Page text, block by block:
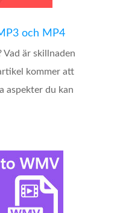
och MP4
är skillnaden
kommer att
aspekter du kan